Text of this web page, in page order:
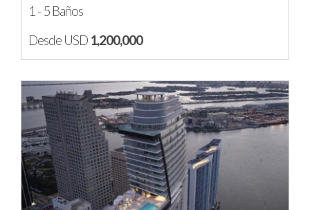
1 - 5 Baños
Desde USD 1,200,000